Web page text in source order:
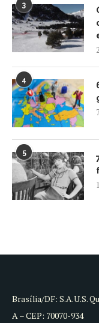
3
4
5
Brasília/DF: S.A.U.S.
A – CEP: 70070-934